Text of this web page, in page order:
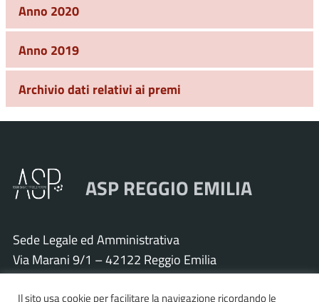
Anno 2020
Anno 2019
Archivio dati relativi ai premi
ASP REGGIO EMILIA
Sede Legale ed Amministrativa
Via Marani 9/1 – 42122 Reggio Emilia
Tel. 0522 571011 – Fax 0522 571030
Il sito usa cookie per facilitare la navigazione ricordando le